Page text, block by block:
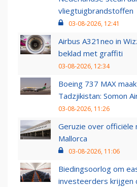
vliegtuigbrandstoffen
03-08-2026, 12:41
Airbus A321neo in
beklad met graffiti
03-08-2026, 12:34
Boeing 737 MAX
Tadzjikistan: Somon
03-08-2026, 11:26
Geruzie over officiële
Mallorca
03-08-2026, 11:06
Biedingsoorlog om
investeerders krijgen